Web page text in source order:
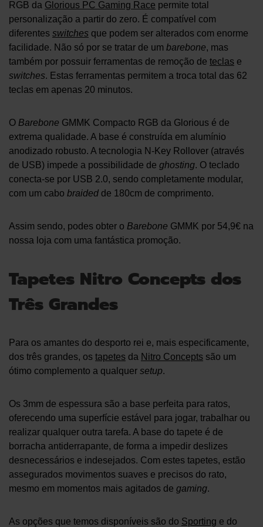
RGB da Glorious PC Gaming Race permite total
personalização a partir do zero. É compatível com
diferentes switches que podem ser alterados com enorme
facilidade. Não só por se tratar de um barebone, mas
também por possuir ferramentas de remoção de teclas e
switches. Estas ferramentas permitem a troca total das 62
teclas em apenas 20 minutos.
O Barebone GMMK Compacto RGB da Glorious é de
extrema qualidade. A base é construída em alumínio
anodizado robusto. A tecnologia N-Key Rollover (através
de USB) impede a possibilidade de ghosting. O teclado
conecta-se por USB 2.0, sendo completamente modular,
com um cabo braided de 180cm de comprimento.
Assim sendo, podes obter o Barebone GMMK por 54,9€ na
nossa loja com uma fantástica promoção.
Tapetes Nitro Concepts dos
Três Grandes
Para os amantes do desporto rei e, mais especificamente,
dos três grandes, os tapetes da Nitro Concepts são um
ótimo complemento a qualquer setup.
Os 3mm de espessura são a base perfeita para ratos,
oferecendo uma superfície estável para jogar, trabalhar ou
realizar qualquer outra tarefa. A base do tapete é de
borracha antiderrapante, de forma a impedir deslizes
desnecessários e indesejados. Com estes tapetes, estão
assegurados movimentos suaves e precisos do rato,
mesmo em momentos mais agitados de gaming.
As opções que temos disponíveis são do Sporting e do